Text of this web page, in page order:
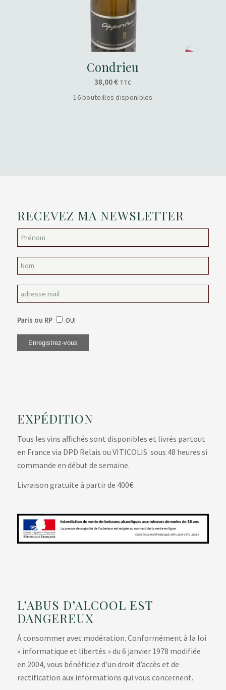
Condrieu
38,00€ TTC
16 bouteilles disponibles
RECEVEZ MA NEWSLETTER
Paris ou RP OUI
EXPÉDITION
Tous les vins affichés sont disponibles et livrés partout
en France via DPD Relais ou VITICOLIS sous 48 heures si
commande en début de semaine.
Livraison gratuite à partir de 400€
L’ABUS D’ALCOOL EST
DANGEREUX
À consommer avec modération. Conformément à la loi
« informatique et libertés » du 6 janvier 1978 modifiée
en 2004, vous bénéficiez d’un droit d’accès et de
rectification aux informations qui vous concernent.